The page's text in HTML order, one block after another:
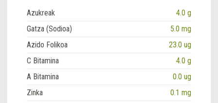
Azukreak
4.0 g
Gatza (Sodioa)
5.0 mg
Azido Folikoa
23.0 ug
C Bitamina
4.0 g
A Bitamina
0.0 ug
Zinka
0.1 mg